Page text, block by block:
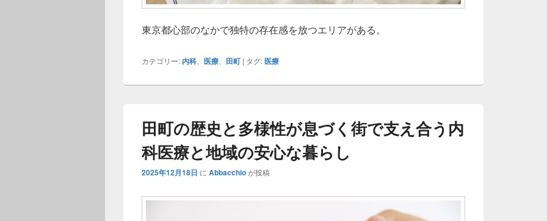
東京都心部のなかで独特の存在感を放つエリアがある。
カテゴリー: 内科、 医療、 田町 | タグ:医療
田町の歴史と多様性が息づく街で支え合う内
科医療と地域の安心な暮らし
2025年12月18日 に Abbacchioが投稿